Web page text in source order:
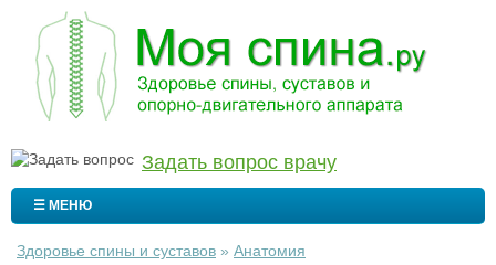
Задать вопрос врачу
☰ МЕНЮ
Здоровье спины и суставов » Анатомия